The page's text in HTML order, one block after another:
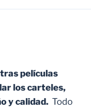
películas
los carteles,
y calidad. Todo